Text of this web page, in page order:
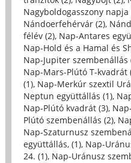
Nagyboldogasszony napja
Nándoerfehérvár (2),
félév (2), Nap-Antares
Nap-Hold és a Hamal és
Nap-Jupiter szembenállás
Nap-Mars-Plútó T-kvadrát
(1), Nap-Merkúr szextil
Neptun együttállás (1),
Nap-Plútó kvadrát (3),
Plútó szembenállás (2),
Nap-Szaturnusz
együttállás, (1), Nap-
24. (1), Nap-Uránusz